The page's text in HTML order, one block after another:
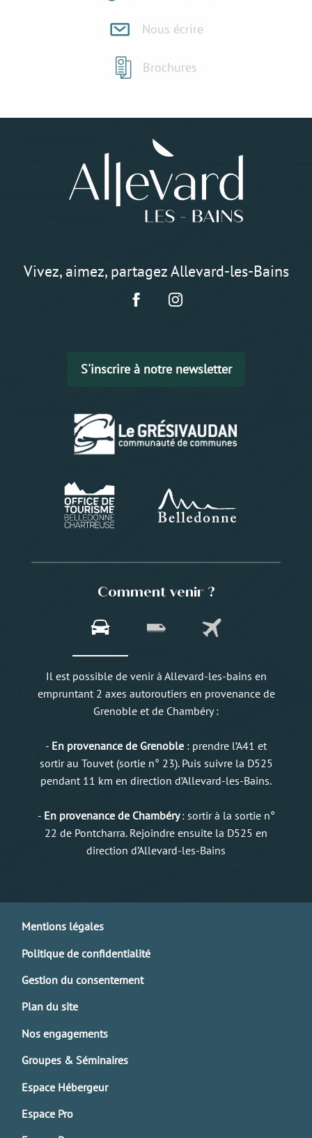
Nous écrire
Brochures
Vivez, aimez, partagez Allevard-les-Bains
S'inscrire à notre newsletter
Comment venir ?
Il est possible de venir à Allevard-les-bains en
empruntant 2 axes autoroutiers en provenance de
Grenoble et de Chambéry :
- En provenance de Grenoble : prendre l’A41 et
sortir au Touvet (sortie n° 23). Puis suivre la D525
pendant 11 km en direction d’Allevard-les-Bains.
- En provenance de Chambéry: sortir à la sortie n°
22 de Pontcharra. Rejoindre ensuite la D525 en
direction d’Allevard-les-Bains
Mentions légales
Politique de confidentialité
Gestion du consentement
Plan du site
Nos engagements
Groupes & Séminaires
Espace Hébergeur
Espace Pro